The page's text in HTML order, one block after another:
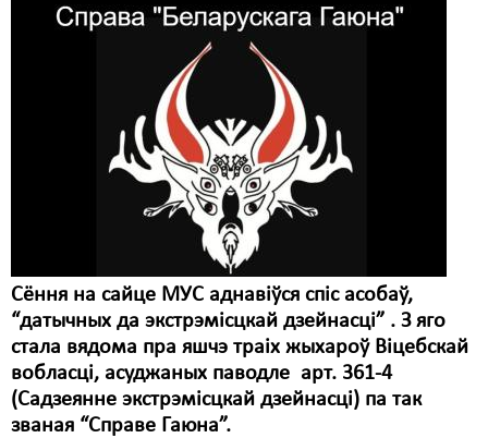
Сёння на сайце МУС аднавіўся спіс асобаў,
“датычных да экстрэмісцкай дзейнасці” . З яго
стала вядома пра яшчэ траіх жыхароў Віцебскай
вобласці, асуджаных паводле арт. 361-4
(Садзеянне экстрэмісцкай дзейнасці) па так
званая “Справе Гаюна”.